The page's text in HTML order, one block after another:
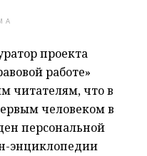
проекта
работе»
читателям, что в
человеком в
персональной
энциклопедии